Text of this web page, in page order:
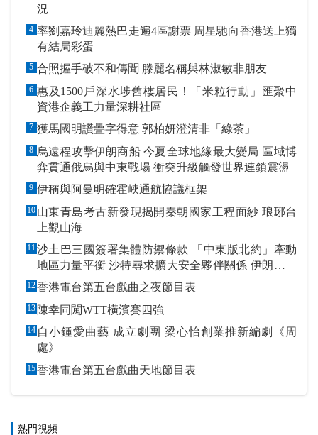
況
4 率劉嘉玲迪麗熱巴走遍4區謝票 周星馳向香港送上獨
有結局彩蛋
5 合照握手破不和傳聞 滕麗名稱與林淑敏非朋友
6 惠及1500戶深水埗舊樓居民！「米粒行動」匯聚中
資港企義工力量深耕社區
7 獲馬國明讚疊字得意 郭柏妍澄清非「綠茶」
8 烏遠程攻擊伊朗商船 今夏全球地緣最大變局 區域博
弈貫通俄烏與中東戰場 衝突升級觸發世界連鎖震盪
9 伊稱與阿曼明確霍峽通航協議框架
10 山東青島考古新發現揭開秦朝國家工程面紗 琅琊台
上觀山海
11沙土巴三國簽署集體防禦條款 「中東版北約」牽動
地區力量平衡 沙特尋求擴大安全夥伴關係 伊朗潑冷
水促改變政策
12香港電台第五台戲曲之夜節目表
13 陳幸同闖WTT橫濱賽四強
14 自小鍾愛曲藝 成立劇團 梁心怡創業推新編劇《周
處》
15香港電台第五台戲曲天地節目表
熱門視頻